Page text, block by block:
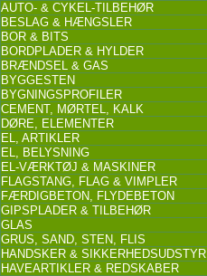
AUTO- & CYKEL-TILBEHØR
BESLAG & HÆNGSLER
BOR & BITS
BORDPLADER & HYLDER
BRÆNDSEL & GAS
BYGGESTEN
BYGNINGSPROFILER
CEMENT, MØRTEL, KALK
DØRE, ELEMENTER
EL, ARTIKLER
EL, BELYSNING
EL-VÆRKTØJ & MASKINER
FLAGSTANG, FLAG & VIMPLER
FÆRDIGBETON, FLYDEBETON
GIPSPLADER & TILBEHØR
GLAS
GRUS, SAND, STEN, FLIS
HANDSKER & SIKKERHEDSUDSTYR
HAVEARTIKLER & REDSKABER